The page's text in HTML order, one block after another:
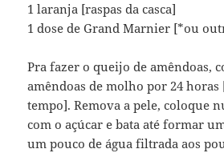
1 laranja [raspas da casca]
1 dose de Grand Marnier [*ou
Pra fazer o queijo de amêndoas,
amêndoas de molho por 24 horas
tempo]. Remova a pele, coloque
com o açúcar e bata até formar
um pouco de água filtrada aos